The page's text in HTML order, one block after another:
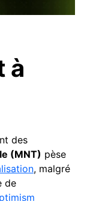
à
des
(MNT) pèse
, malgré
de